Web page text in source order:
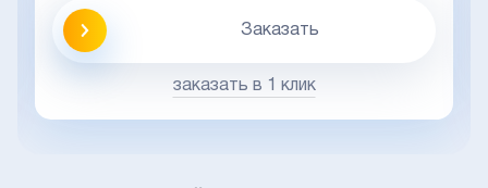
Заказать
заказать в 1 клик